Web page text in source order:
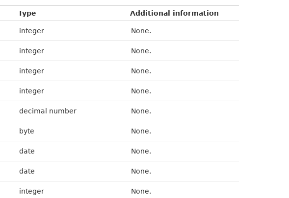
Type Additional information
integer None.
integer None.
integer None.
integer None.
decimal number None.
byte None.
date None.
date None.
integer None.